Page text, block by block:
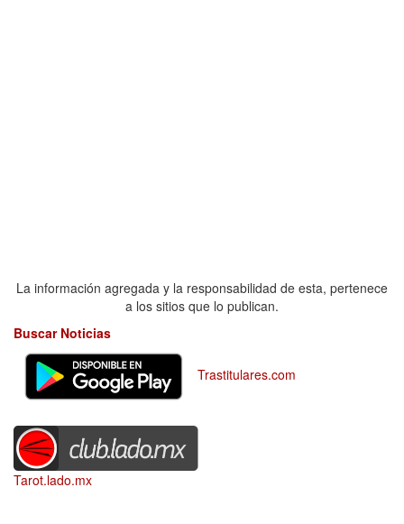
La información agregada y la responsabilidad de esta, pertenece
a los sitios que lo publican.
Buscar Noticias
Trastitulares.com
Tarot.lado.mx